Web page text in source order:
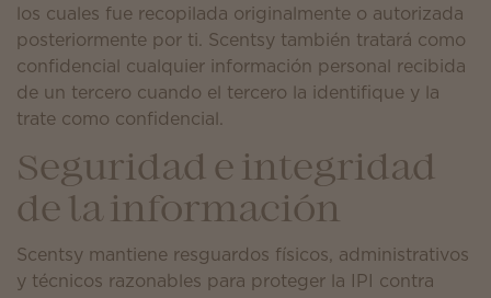
los cuales fue recopilada originalmente o autorizada
posteriormente por ti. Scentsy también tratará como
confidencial cualquier información personal recibida
de un tercero cuando el tercero la identifique y la
trate como confidencial.
Seguridad e integridad
de la información
Scentsy mantiene resguardos físicos, administrativos
y técnicos razonables para proteger la IPI contra